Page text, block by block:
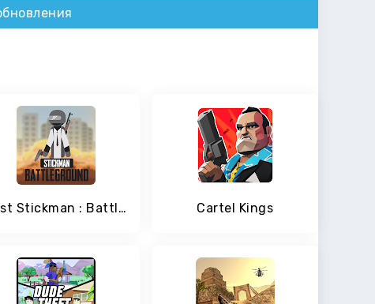
Last Stickman : Battle Royale Cartel Kings